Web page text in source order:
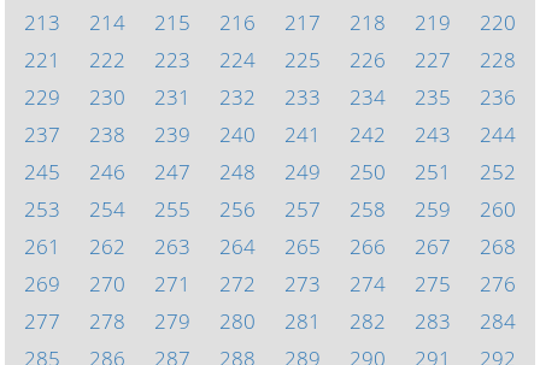
213
214 215 216 217 218 219
220
221
222 223 224 225 226 227
228
229
230 231 232 233 234 235
236
237
238 239 240 241 242 243
244
245
246 247 248 249 250 251
252
253
254 255 256 257 258 259
260
261
262 263 264 265 266 267
268
269
270 271 272 273 274 275
276
277
278 279 280 281 282 283
284
285
286 287 288 289 290 291
292